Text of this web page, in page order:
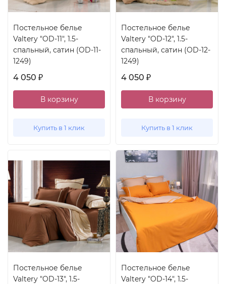
Постельное белье
Valtery "OD-11", 1.5-
спальный, сатин (OD-11-
1249)
4 050 ₽
В корзину
Купить в 1 клик
Постельное белье
Valtery "OD-12", 1.5-
спальный, сатин (OD-12-
1249)
4 050 ₽
В корзину
Купить в 1 клик
Постельное белье
Valtery "OD-13", 1.5-
Постельное белье
Valtery "OD-14", 1.5-